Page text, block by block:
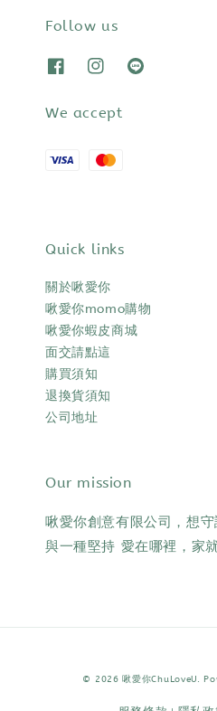
Follow us
We accept
Quick links
關於啾愛你
啾愛你momo購物
啾愛你蝦皮商城
面交請點這
購買須知
退換貨須知
公司地址
Our mission
啾愛你創意有限公司，想
與一種堅持 愛在哪裡，家就
© 2026 啾愛你ChuLoveU.